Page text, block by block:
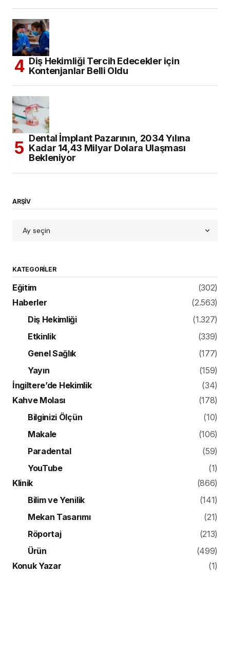
Diş Hekimliği Tercih Edecekler için
Kontenjanlar Belli Oldu
Dental İmplant Pazarının, 2034 Yılına
Kadar 14,43 Milyar Dolara Ulaşması
Bekleniyor
ARŞİV
KATEGORILER
Eğitim
(302)
Haberler
(2.563)
Diş Hekimliği
(1.327)
Etkinlik
(339)
Genel Sağlık
(177)
Yayın
(159)
İngiltere’de Hekimlik
(34)
Kahve Molası
(178)
Bilginizi Ölçün
(10)
Makale
(106)
Paradental
(59)
YouTube
(1)
Klinik
(866)
Bilim ve Yenilik
(141)
Mekan Tasarımı
(21)
Röportaj
(213)
Ürün
(499)
Konuk Yazar
(1)